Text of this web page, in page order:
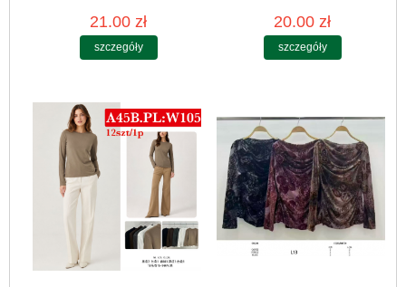
21.00 zł
szczegóły
20.00 zł
szczegóły